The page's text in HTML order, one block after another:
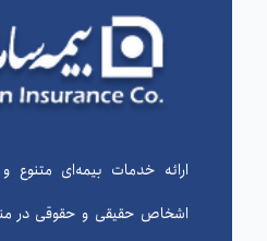
ارائه خدمات بیمه‌ای متنوع
اشخاص حقیقی و حقوقی در